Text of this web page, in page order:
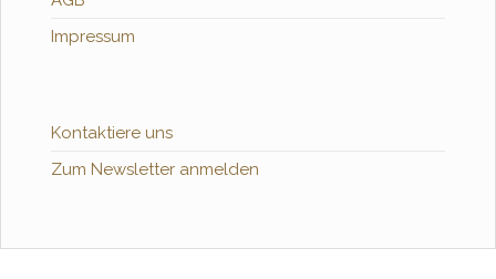
Impressum
Kontaktiere uns
Zum Newsletter anmelden